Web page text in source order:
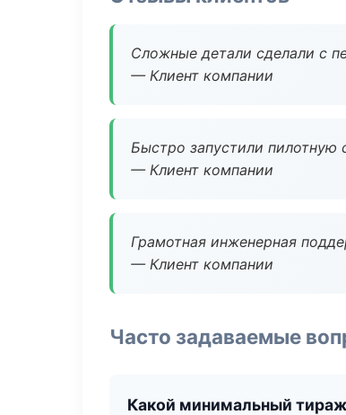
Сложные детали сделали с
— Клиент компании
Быстро запустили пилотную
— Клиент компании
Грамотная инженерная
— Клиент компании
Часто задаваемые
Какой минимальный